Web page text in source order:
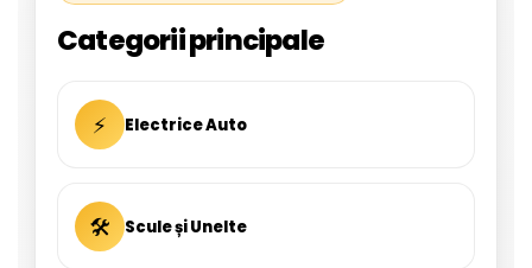
Categorii principale
⚡ Electrice Auto
🛠 Scule și Unelte